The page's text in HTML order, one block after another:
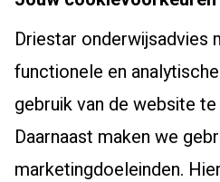
Over Driestar onderwijsadvies
Het beroepsprofiel van de leraar
Certificaten en accreditaties
Vacatures
Contact
Cursussen en trajecten
Breindidactiek
Post-hbo-opleidingen
Bewegingsonderwijs
Taalcoördinator
Actueel
Driestar onderwijsadvies
functionele en
gebruik van de website
Daarnaast maken we
marketingdoeleinden.